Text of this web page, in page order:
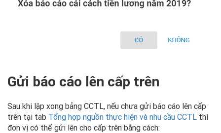
Gửi báo cáo lên cấp trên
Sau khi lập xong bảng CCTL, nếu chưa gửi báo cáo lên cấp
trên tại tab Tổng hợp nguồn thực hiện và nhu cầu CCTL thì
đơn vị có thể gửi lên cho cấp trên bằng cách: